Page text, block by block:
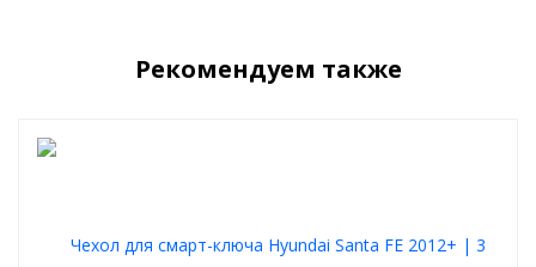
Рекомендуем также